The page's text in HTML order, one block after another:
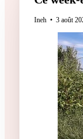
Ineh 3 août